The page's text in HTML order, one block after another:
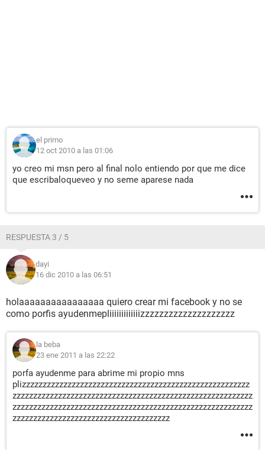
el primo
12 oct 2010 a las 01:06
yo creo mi msn pero al final nolo entiendo por que me dice
que escribaloqueveo y no seme aparese nada
RESPUESTA 3 / 5
dayi
16 dic 2010 a las 06:51
holaaaaaaaaaaaaaaaa quiero crear mi facebook y no se
como porfis ayudenmepliiiiiiiiiiiiizzzzzzzzzzzzzzzzzzzz
la beba
23 ene 2011 a las 22:22
porfa ayudenme para abrime mi propio mns
plizzzzzzzzzzzzzzzzzzzzzzzzzzzzzzzzzzzzzzzzzzzzzzzzzzzzzzz
zzzzzzzzzzzzzzzzzzzzzzzzzzzzzzzzzzzzzzzzzzzzzzzzzzzzzzzzzz
zzzzzzzzzzzzzzzzzzzzzzzzzzzzzzzzzzzzzzzzzzzzzzzzzzzzzzzzzz
zzzzzzzzzzzzzzzzzzzzzzzzzzzzzzzzzzzzzz